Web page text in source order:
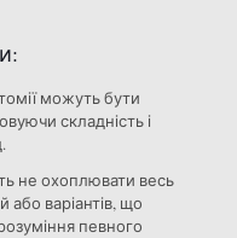
можуть бути
складність і
не охоплювати весь
варіантів, що
певного